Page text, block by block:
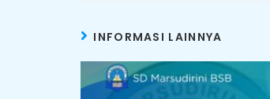
INFORMASI LAINNYA